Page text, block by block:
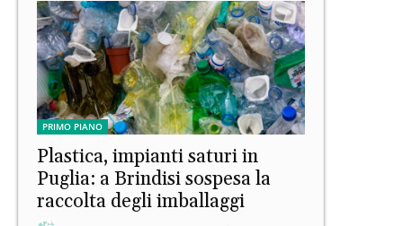
PRIMO PIANO
Plastica, impianti saturi in
Puglia: a Brindisi sospesa la
raccolta degli imballaggi